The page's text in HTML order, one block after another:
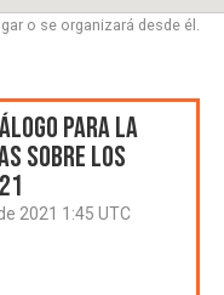
o se organizará desde él.
para la
sobre los
2021 1:45 UTC